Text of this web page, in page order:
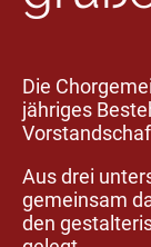
Die
jähriges
Aus drei
gemeinsam
den